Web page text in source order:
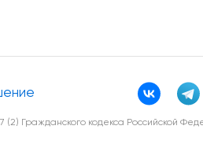
Гражданского кодекса Российской